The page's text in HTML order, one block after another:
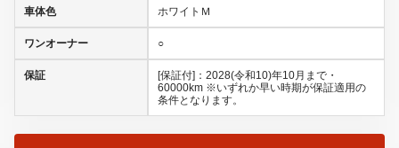
車体色 ホワイトＭ
ワンオーナー ○
保証
[保証付]：2028(令和10)年10月まで・
60000km ※いずれか早い時期が保証適用の
条件となります。